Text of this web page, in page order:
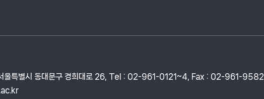
울특별시 동대문구 경희대로 26, Tel : 02-961-0121~4, Fax : 02-961-9582,